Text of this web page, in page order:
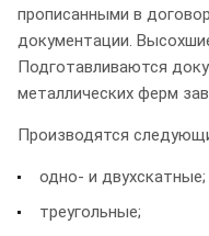
прописанными в
документации.
Подготавливаются
металлических ферм
Производятся
одно- и двухскатные;
треугольные;